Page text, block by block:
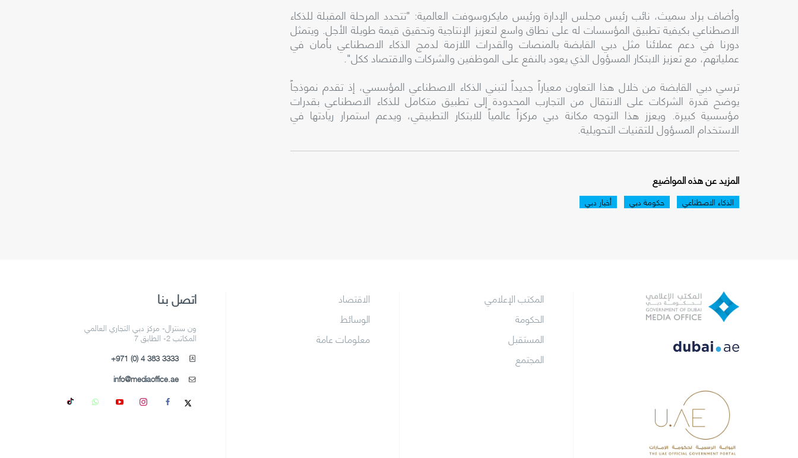
وأضاف براد سميث، نائب رئيس مجلس الإدارة ورئيس مايكروسوفت العالمية: "تتحدد المرحلة المقبلة للذكاء
الاصطناعي بكيفية تطبيق المؤسسات له على نطاق واسع لتعزيز الإنتاجية وتحقيق قيمة طويلة الأجل. ويتمثل
دورنا في دعم عملائنا مثل دبي القابضة بالمنصات والقدرات اللازمة لدمج الذكاء الاصطناعي بأمان في
عملياتهم، مع تعزيز الابتكار المسؤول الذي يعود بالنفع على الموظفين والشركات والاقتصاد ككل".
ترسي دبي القابضة من خلال هذا التعاون معياراً جديداً لتبني الذكاء الاصطناعي المؤسسي، إذ تقدم نموذجاً
يوضح قدرة الشركات على الانتقال من التجارب المحدودة إلى تطبيق متكامل للذكاء الاصطناعي بقدرات
مؤسسية كبيرة. ويعزز هذا التوجه مكانة دبي مركزاً عالمياً للابتكار التطبيقي، ويدعم استمرار ريادتها في
الاستخدام المسؤول للتقنيات التحويلية.
المزيد عن هذه المواضيع
الذكاء الاصطناعي حكومة دبي أخبار دبي
المكتب الإعلامي
الحكومة
المستقبل
المجتمع
الاقتصاد
الوسائط
معلومات عامة
اتصل بنا
ون سنترال- مركز دبي التجاري العالمي
المكاتب 2- الطابق 7
+971 (0) 4 383 3333
info@mediaoffice.ae